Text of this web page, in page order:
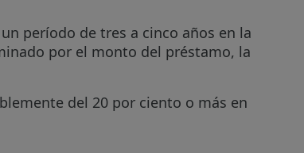
período de tres a cinco años en la
por el monto del préstamo, la
del 20 por ciento o más en